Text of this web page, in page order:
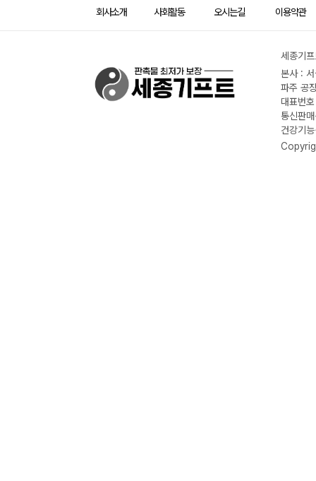
회사소개 사회활동 오시는길 이용약관
세종기
본사 :
파주 공
대표번
통신판
건강기